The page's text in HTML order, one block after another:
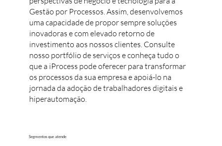
Gestão por Processos. Assim, desenvolvemos
uma capacidade de propor sempre soluções
inovadoras e com elevado retorno de
investimento aos nossos clientes. Consulte
nosso portfólio de serviços e conheça tudo o
que a iProcess pode oferecer para transformar
os processos da sua empresa e apoiá-lo na
jornada da adoção de trabalhadores digitais e
hiperautomação.
Segmentos que atende